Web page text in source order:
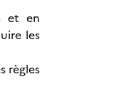
et en
les
règles